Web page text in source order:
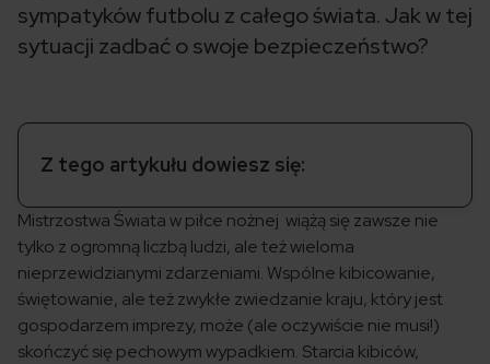
sympatyków futbolu z całego świata. Jak w tej
sytuacji zadbać o swoje bezpieczeństwo?
Z tego artykułu dowiesz się:
Mistrzostwa Świata w piłce nożnej wiążą się zawsze nie
tylko z ogromną liczbą ludzi, ale też wieloma
nieprzewidzianymi zdarzeniami. Wspólne kibicowanie,
świętowanie, ale też zwykłe zwiedzanie kraju, który jest
gospodarzem imprezy, może (ale oczywiście nie musi!)
skończyć się pechowym wypadkiem. Starcia kibiców,